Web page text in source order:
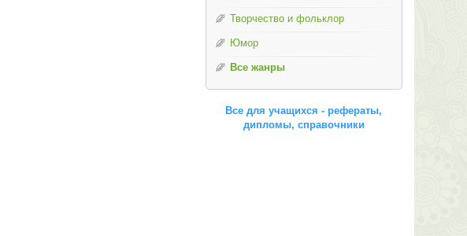
Творчество и фольклор
Юмор
Все жанры
Все для учащихся - рефераты,
дипломы, справочники